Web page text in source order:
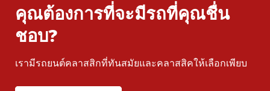
คุณต้องการที่จะมีรถที่คุณชื่น
ชอบ?
เรามีรถยนต์คลาสสิกที่ทันสมัยและคลาสสิคให้เลือกเพียบ